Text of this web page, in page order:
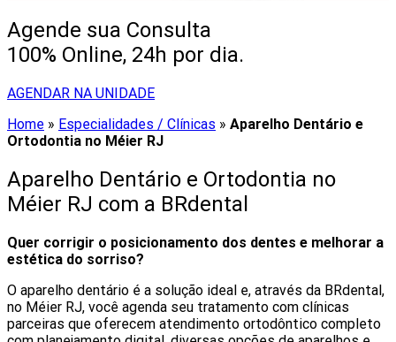
Agende sua Consulta
100% Online, 24h por dia.
AGENDAR NA UNIDADE
Home » Especialidades / Clínicas » Aparelho Dentário e
Ortodontia no Méier RJ
Aparelho Dentário e Ortodontia no
Méier RJ com a BRdental
Quer corrigir o posicionamento dos dentes e melhorar a
estética do sorriso?
O aparelho dentário é a solução ideal e, através da BRdental,
no Méier RJ, você agenda seu tratamento com clínicas
parceiras que oferecem atendimento ortodôntico completo